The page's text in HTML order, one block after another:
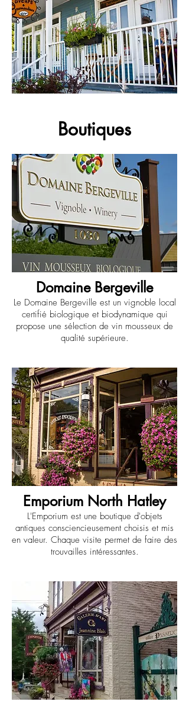
Boutiques
Domaine Bergeville
Le Domaine Bergeville est un vignoble local
certifié biologique et biodynamique qui
propose une sélection de vin mousseux de
qualité supérieure.
Emporium North Hatley
L'Emporium est une boutique d'objets
antiques consciencieusement choisis et mis
en valeur. Chaque visite permet de faire des
trouvailles intéressantes.